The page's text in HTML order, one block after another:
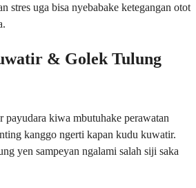
stres uga bisa nyebabake ketegangan otot
& Golek Tulung
payudara kiwa mbutuhake perawatan
kanggo ngerti kapan kudu kuwatir.
yen sampeyan ngalami salah siji saka